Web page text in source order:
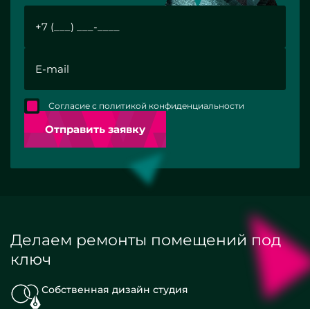
Отправить заявку
Согласие с политикой конфиденциальности
Делаем ремонты помещений под
ключ
Собственная дизайн студия